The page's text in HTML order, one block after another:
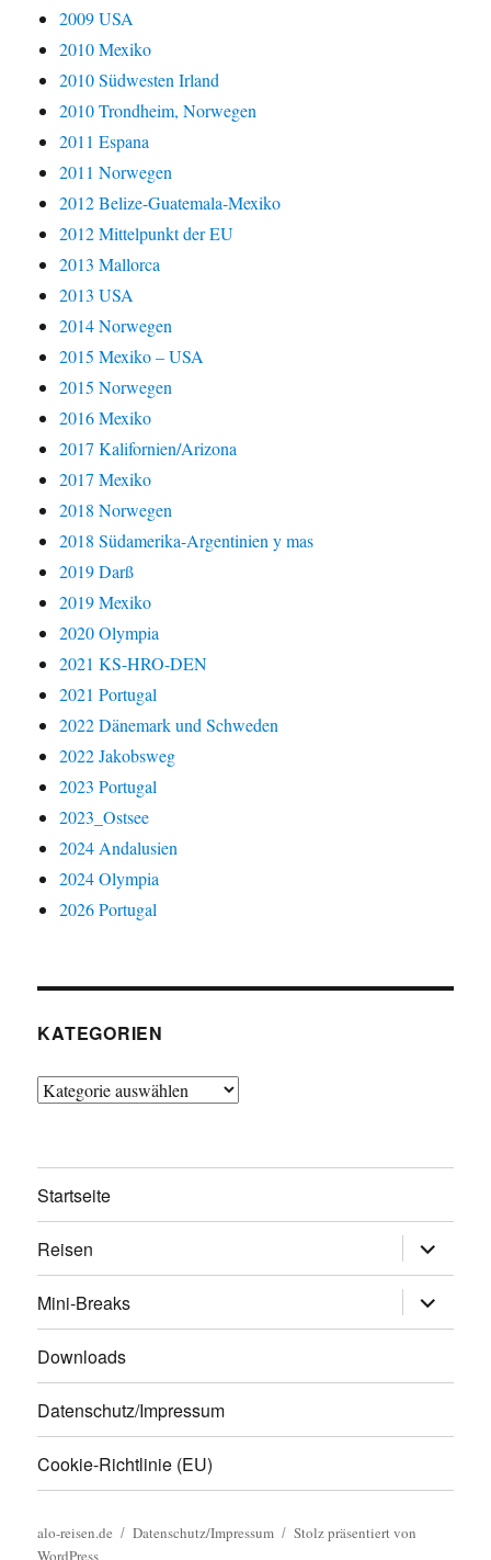
2009 USA
2010 Mexiko
2010 Südwesten Irland
2010 Trondheim, Norwegen
2011 Espana
2011 Norwegen
2012 Belize-Guatemala-Mexiko
2012 Mittelpunkt der EU
2013 Mallorca
2013 USA
2014 Norwegen
2015 Mexiko – USA
2015 Norwegen
2016 Mexiko
2017 Kalifornien/Arizona
2017 Mexiko
2018 Norwegen
2018 Südamerika-Argentinien y mas
2019 Darß
2019 Mexiko
2020 Olympia
2021 KS-HRO-DEN
2021 Portugal
2022 Dänemark und Schweden
2022 Jakobsweg
2023 Portugal
2023_Ostsee
2024 Andalusien
2024 Olympia
2026 Portugal
KATEGORIEN
Kategorien
Startseite
Reisen
öffnen
Mini-Breaks
öffnen
Downloads
Datenschutz/Impressum
Cookie-Richtlinie (EU)
alo-reisen.de Datenschutz/Impressum
Stolz präsentiert von
WordPress